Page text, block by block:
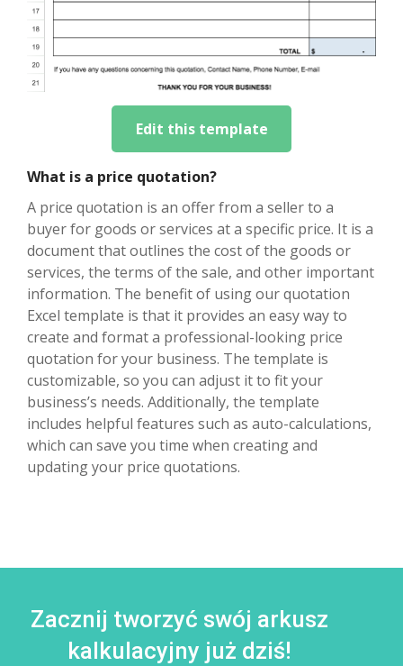
Edit this template
What is a price quotation?
A price quotation is an offer from a seller to a
buyer for goods or services at a specific price. It is a
document that outlines the cost of the goods or
services, the terms of the sale, and other important
information. The benefit of using our quotation
Excel template is that it provides an easy way to
create and format a professional-looking price
quotation for your business. The template is
customizable, so you can adjust it to fit your
business’s needs. Additionally, the template
includes helpful features such as auto-calculations,
which can save you time when creating and
updating your price quotations.
Zacznij tworzyć swój arkusz
kalkulacyjny już dziś!